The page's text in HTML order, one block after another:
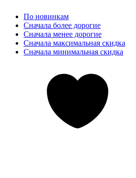
По новинкам
Сначала более дорогие
Сначала менее дорогие
Сначала максимальная скидка
Сначала минимальная скидка